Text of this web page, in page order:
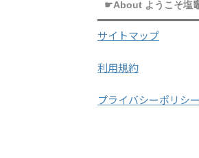
☛About ようこそ塩
サイトマップ
利用規約
プライバシーポリシー